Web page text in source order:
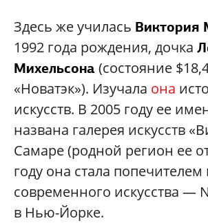
Здесь же училась Виктория
1992 года рождения, дочка
Михельсона (состояние
«Новатэк»). Изучала она
искусств. В 2005 году ее
названа галерея искусств
Самаре (родной регион ее
году она стала попечителем
современного искусства —
в Нью-Йорке.